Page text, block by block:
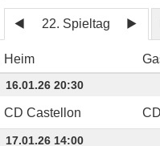
22. Spieltag
Heim
16.01.26 20:30
CD Castellon
17.01.26 14:00